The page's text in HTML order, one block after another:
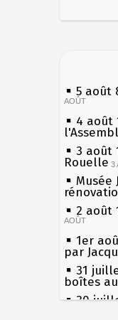
5 août
AOÛT
4 août
3 août
Rouelle 3
Musée
2 août
AOÛT
1er
par
31
boîtes
30